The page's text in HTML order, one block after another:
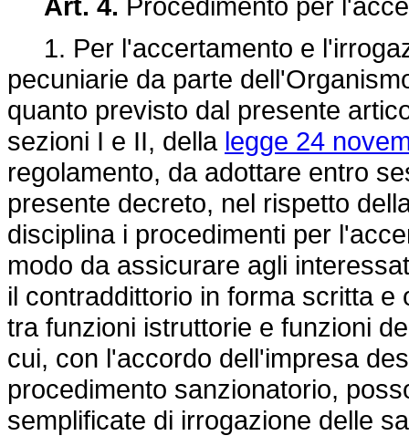
1. Per l'accertamento e
pecuniarie da parte
quanto previsto dal presente
sezioni I e II, della legge 24
regolamento, da adottare entro
presente decreto, nel rispetto
disciplina i procedimenti per
modo da assicurare agli
il contraddittorio in forma scritta
tra funzioni istruttorie e funzioni
cui, con l'accordo dell'impresa
procedimento sanzionatorio,
semplificate di irrogazione delle